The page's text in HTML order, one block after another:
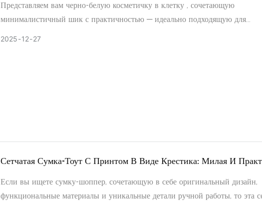
Представляем вам черно-белую косметичку в клетку , сочетающую
минималистичный шик с практичностью — идеально подходящую для
2025 12 27
Сетчатая Сумка-Тоут С Принтом В Виде Крестика: Милая И
Если вы ищете сумку-шоппер, сочетающую в себе оригинальный дизайн,
функциональные материалы и уникальные детали ручной работы, то эта